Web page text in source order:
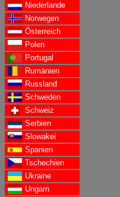
Niederlande
Norwegen
Österreich
Polen
Portugal
Rumänien
Russland
Schweden
Schweiz
Serbien
Slowakei
Spanien
Tschechien
Ukraine
Ungarn